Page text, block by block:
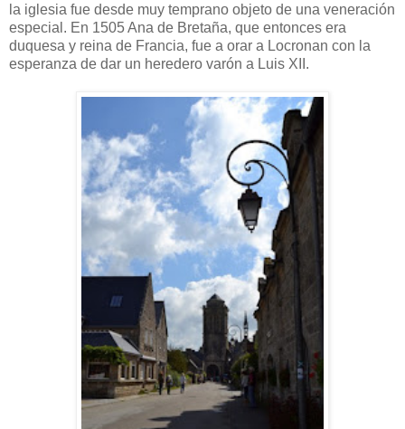
la iglesia fue desde muy temprano objeto de una veneración
especial. En 1505 Ana de Bretaña, que entonces era
duquesa y reina de Francia, fue a orar a Locronan con la
esperanza de dar un heredero varón a Luis XII.